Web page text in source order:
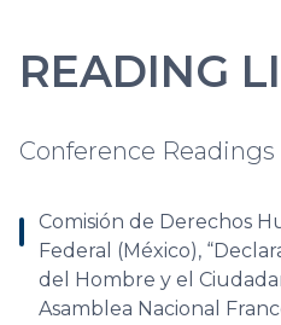
READING
Conference Readings
Comisión de Derechos
Federal (México),
del Hombre y el
Asamblea Nacional